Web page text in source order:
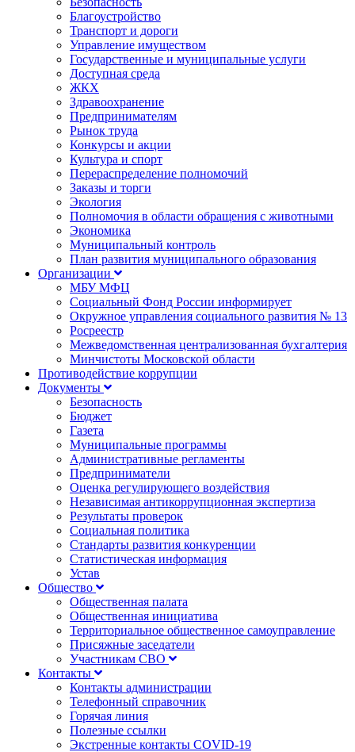
Благоустройство
Транспорт и дороги
Управление имуществом
Государственные и муниципальные услуги
Доступная среда
ЖКХ
Здравоохранение
Предпринимателям
Рынок труда
Конкурсы и акции
Культура и спорт
Перераспределение полномочий
Заказы и торги
Экология
Полномочия в области обращения с животными
Экономика
Муниципальный контроль
План развития муниципального образования
Организации
МБУ МФЦ
Социальный Фонд России информирует
Окружное управления социального развития № 13
Росреестр
Межведомственная централизованная бухгалтерия
Минчистоты Московской области
Противодействие коррупции
Документы
Безопасность
Бюджет
Газета
Муниципальные программы
Административные регламенты
Предприниматели
Оценка регулирующего воздействия
Независимая антикоррупционная экспертиза
Результаты проверок
Социальная политика
Стандарты развития конкуренции
Статистическая информация
Устав
Общество
Общественная палата
Общественная инициатива
Территориальное общественное самоуправление
Присяжные заседатели
Участникам СВО
Контакты
Контакты администрации
Телефонный справочник
Горячая линия
Полезные ссылки
Экстренные контакты COVID-19